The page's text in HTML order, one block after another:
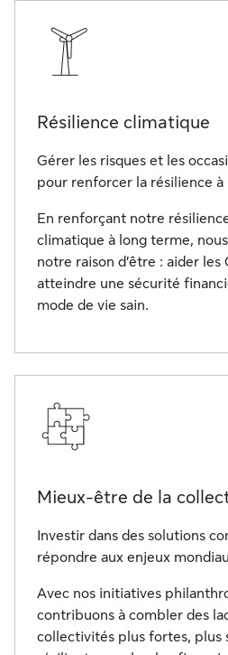
Résilience climatique
Gérer les risques et les
pour renforcer la résilience à
En renforçant notre
climatique à long terme,
notre raison d’être : aider
atteindre une sécurité
mode de vie sain.
Mieux-être de la
Investir dans des solutions
répondre aux enjeux
Avec nos initiatives
contribuons à combler des
collectivités plus fortes, plus